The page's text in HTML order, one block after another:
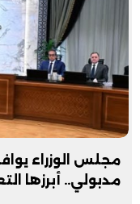
مدبولي.. أبرزها